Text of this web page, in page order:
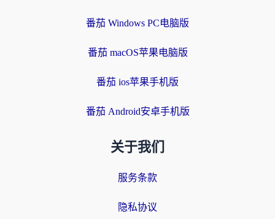
番茄 Windows PC电脑版
番茄 macOS苹果电脑版
番茄 ios苹果手机版
番茄 Android安卓手机版
关于我们
服务条款
隐私协议